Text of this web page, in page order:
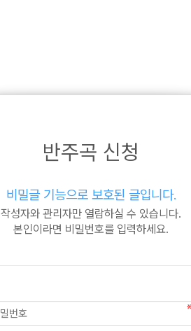
반주곡 신청
비밀글 기능으로 보호된 글입니다.
작성자와 관리자만 열람하실 수 있습니다.
본인이라면 비밀번호를 입력하세요.